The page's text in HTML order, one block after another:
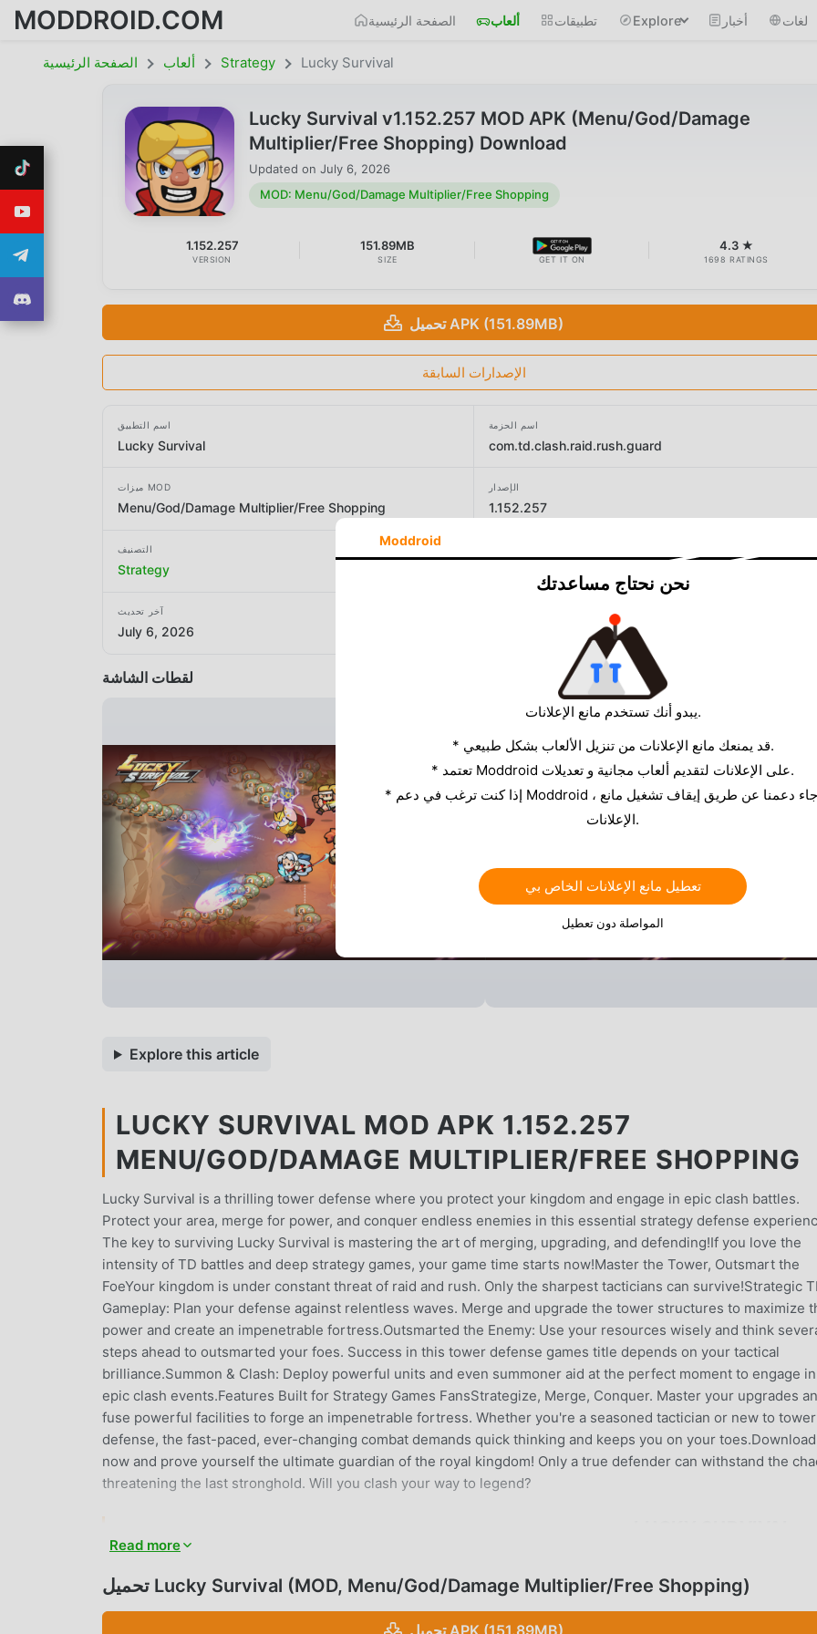
MODDROID.COM الصفحة الرئيسية ألعاب تطبيقات Explore أخبار لغات
الصفحة الرئيسية ألعاب Strategy Lucky Survival
Lucky Survival v1.152.257 MOD APK (Menu/God/Damage
Multiplier/Free Shopping) Download
Updated on July 6, 2026
MOD: Menu/God/Damage Multiplier/Free Shopping
1.152.257
VERSION
151.89MB
SIZE GET IT ON
4.3 ★
1698 RATINGS
تحميل APK (151.89MB)
الإصدارات السابقة
اسم التطبيق
Lucky Survival
اسم الحزمة
com.td.clash.raid.rush.guard
ميزات MOD
Menu/God/Damage Multiplier/Free Shopping
الإصدار
1.152.257
التصنيف
Strategy
آخر تحديث
July 6, 2026
لقطات الشاشة
Explore this article
LUCKY SURVIVAL MOD APK 1.152.257
MENU/GOD/DAMAGE MULTIPLIER/FREE SHOPPING
Lucky Survival is a thrilling tower defense where you protect your kingdom and engage in epic clash battles.
Protect your area, merge for power, and conquer endless enemies in this essential strategy defense
The key to surviving Lucky Survival is mastering the art of merging, upgrading, and defending!If you love the
intensity of TD battles and deep strategy games, your game time starts now!Master the Tower, Outsmart the
FoeYour kingdom is under constant threat of raid and rush. Only the sharpest tacticians can survive!Strategic
Gameplay: Plan your defense against relentless waves. Merge and upgrade the tower structures to maximize
power and create an impenetrable fortress.Outsmarted the Enemy: Use your resources wisely and think
steps ahead to outsmarted your foes. Success in this tower defense games title depends on your tactical
brilliance.Summon & Clash: Deploy powerful units and even summoner aid at the perfect moment to engage in
epic clash events.Features Built for Strategy Games FansStrategize, Merge, Conquer. Master your upgrades
fuse powerful facilities to forge an impenetrable fortress. Whether you're a seasoned tactician or new to tower
defense, the fast-paced, ever-changing combat demands quick thinking and keeps you on your toes.Download
now and prove yourself the ultimate guardian of the royal kingdom! Only a true defender can withstand the
threatening the last stronghold. Will you clash your way to legend?
strategy. إذا كنت ترغب في تنزيل هذه اللعبة ، كأكبر موقع لتنزيل الألعاب المجانية APK في العالم - moddroid هو خيارك الأفضل. لا
Shopping mod مجانًا ، مما يساعدك على حفظ المهام الميكانيكية المتكررة في اللعبة ، حتى تتمكن من التركيز على الاستمتاع
Read more
تحميل Lucky Survival (MOD, Menu/God/Damage Multiplier/Free Shopping)
تحميل APK (151.89MB)
Moddroid
نحن نحتاج مساعدتك
يبدو أنك تستخدم مانع الإعلانات.
* قد يمنعك مانع الإعلانات من تنزيل الألعاب بشكل طبيعي.
* تعتمد Moddroid على الإعلانات لتقديم ألعاب مجانية و تعديلات.
* إذا كنت ترغب في دعم Moddroid ، فالرجاء دعمنا عن طريق إيقاف تشغيل مانع
الإعلانات.
تعطيل مانع الإعلانات الخاص بي
المواصلة دون تعطيل